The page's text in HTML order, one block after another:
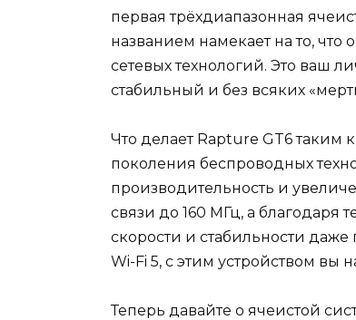
первая трёхдиапазонная
названием намекает на то,
сетевых технологий. Это ваш
стабильный и без всяких
Что делает Rapture GT6 таким
поколения беспроводных
производительность и
связи до 160 МГц, а благодаря
скорости и стабильности даже
Wi-Fi 5, с этим устройством вы
Теперь давайте о ячеистой